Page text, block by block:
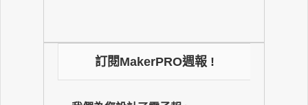
訂閱MakerPRO週報 !